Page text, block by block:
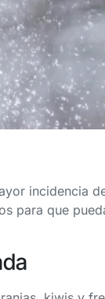
incidencia
para que